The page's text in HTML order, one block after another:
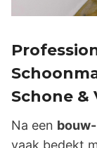
Schone &
Na een
vaak bedekt